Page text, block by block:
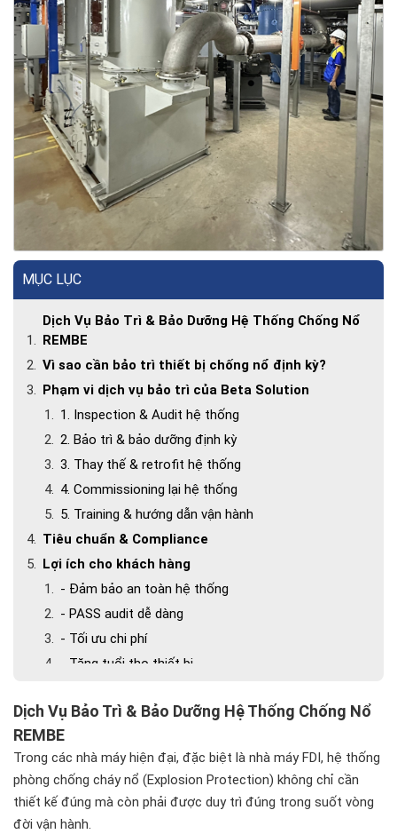
MỤC LỤC
Dịch Vụ Bảo Trì & Bảo Dưỡng Hệ Thống Chống Nổ
REMBE
Vì sao cần bảo trì thiết bị chống nổ định kỳ?
Phạm vi dịch vụ bảo trì của Beta Solution
1. Inspection & Audit hệ thống
2. Bảo trì & bảo dưỡng định kỳ
3. Thay thế & retrofit hệ thống
4. Commissioning lại hệ thống
5. Training & hướng dẫn vận hành
Tiêu chuẩn & Compliance
Lợi ích cho khách hàng
- Đảm bảo an toàn hệ thống
- PASS audit dễ dàng
- Tối ưu chi phí
- Tăng tuổi thọ thiết bị
Vì sao chọn Beta Solution?
📩 Liên hệ ngay
- Explosion Safety Audit (FREE)
- Maintenance Contract (AMC)
- Emergency Support
Dịch Vụ Bảo Trì & Bảo Dưỡng Hệ Thống Chống Nổ
REMBE
Trong các nhà máy hiện đại, đặc biệt là nhà máy FDI, hệ thống
phòng chống cháy nổ (Explosion Protection) không chỉ cần
thiết kế đúng mà còn phải được duy trì đúng trong suốt vòng
đời vận hành.